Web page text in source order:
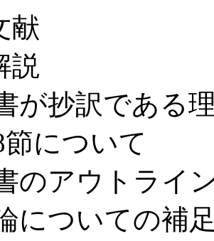
献
説
抄訳である
ついて
アウトライ
ついての補